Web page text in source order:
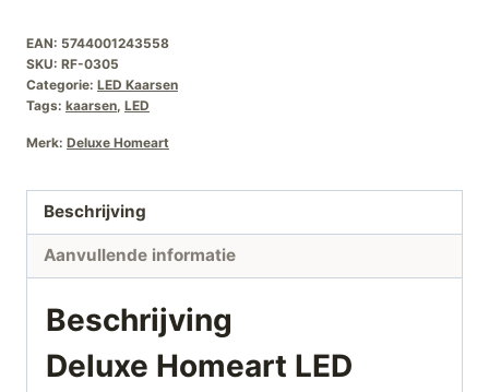
Kaars
D5xH10cm-
Sage
aantal
EAN: 5744001243558
SKU: RF-0305
Categorie: LED Kaarsen
Tags: kaarsen, LED
Merk: Deluxe Homeart
Beschrijving
Aanvullende informatie
Beschrijving
Deluxe Homeart LED